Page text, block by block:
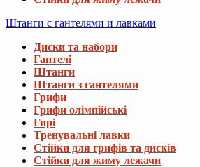
Штанги с гантелями и лавками
Диски та набори
Гантелі
Штанги
Штанги з гантелями
Грифи
Грифи олімпійські
Гирі
Тренувальні лавки
Стійки для грифів та дисків
Стійки для жиму лежачи